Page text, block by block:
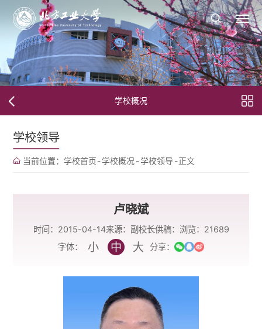
学校概况
学校领导
当前位置： 学校首页-学校概况 -学校领导-正文
卢晓斌
时间：2015-04-14来源：副校长供稿： 浏览： 21689
字体：
小 中 大 分享：